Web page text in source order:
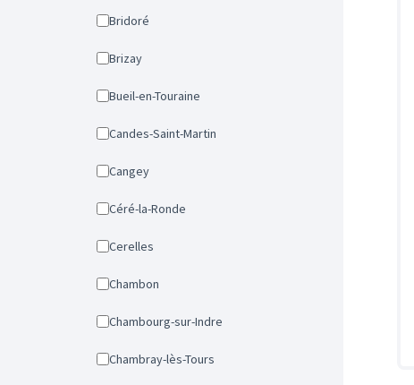
Bridoré
Brizay
Bueil-en-Touraine
Candes-Saint-Martin
Cangey
Céré-la-Ronde
Cerelles
Chambon
Chambourg-sur-Indre
Chambray-lès-Tours